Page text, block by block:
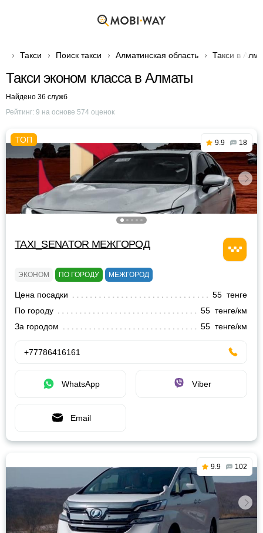
Такси Поиск такси Алматинская область Такси в
Такси эконом класса в Алматы
Найдено 36 служб
Рейтинг: 9 на основе 574 оценок
9.9 18
TAXI_SENATOR МЕЖГОРОД
ЭКОНОМ ПО ГОРОДУ МЕЖГОРОД
Цена посадки
55 тенге
По городу
55 тенге/км
За городом
55 тенге/км
+77786416161
WhatsApp Viber
Email
9.9 102